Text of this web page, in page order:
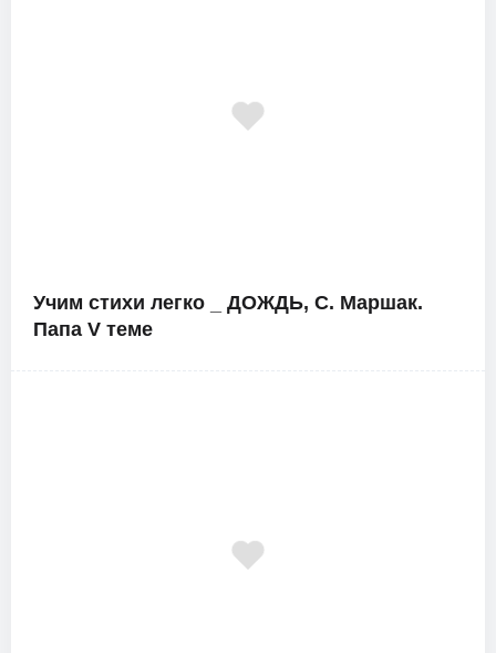
Учим стихи легко _ ДОЖДЬ, С. Маршак.
Папа V теме